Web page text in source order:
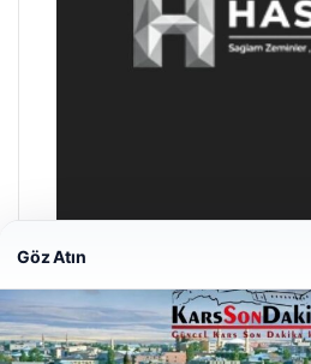
Prenses Night Club
29/04/2026
Göz Atın